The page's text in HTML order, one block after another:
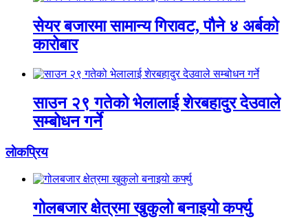
सेयर बजारमा सामान्य गिरावट, पौने ४ अर्बको
कारोबार
साउन २९ गतेको भेलालाई शेरबहादुर देउवाले
सम्बोधन गर्ने
लाेकप्रिय
गोलबजार क्षेत्रमा खुकुलो बनाइयो कर्फ्यु